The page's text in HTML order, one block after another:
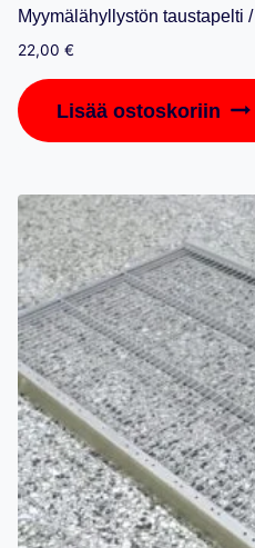
Myymälähyllystön taustapelti
22,00 €
Lisää ostoskoriin